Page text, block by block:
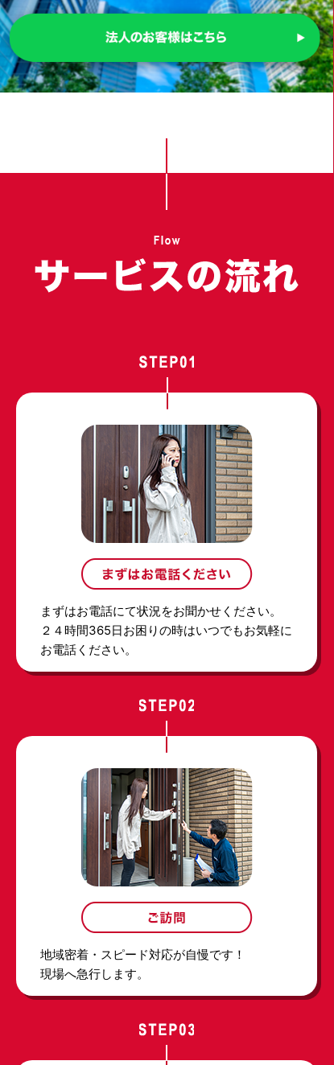
まずはお電話にて状況をお聞かせください。
２４時間365日お困りの時はいつでもお気軽に
お電話ください。
地域密着・スピード対応が自慢です！
現場へ急行します。